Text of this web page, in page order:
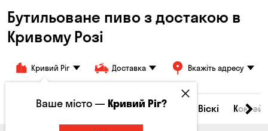
Бутильоване пиво з достакою в
Кривому Розі
Кривий Ріг Доставка Вкажіть адресу
Всі товари Пиво Сидр Вино Віскі
Ваше місто —Кривий Ріг?